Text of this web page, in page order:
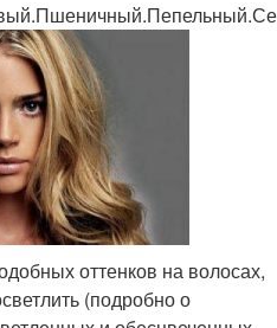
Маска с морской солью
Кефирные маски
Картофельно-луковая
маска
оттенков на волосах,
(подробно о